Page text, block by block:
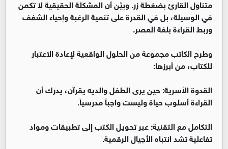
متناول القارئ بضغطة زر. وبيّن أن المشكلة الحقيقية لا تكمن
في الوسيلة، بل في القدرة على تنمية الرغبة وإحياء الشغف
وربط القراءة بلغة العصر.
‏وطرح الكاتب مجموعة من الحلول الواقعية لإعادة الاعتبار
للكتاب، من أبرزها:
‏القدوة الأسرية: حين يرى الطفل والديه يقرآن، يدرك أن
القراءة أسلوب حياة وليست واجباً مدرسياً.
‏التكامل مع التقنية: عبر تحويل الكتب إلى تطبيقات ومواد
تفاعلية تشد انتباه الأجيال الرقمية.